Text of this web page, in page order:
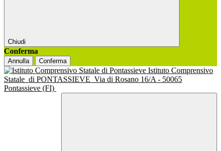
Chiudi
Conferma
Annulla Conferma
Istituto Comprensivo
Statale di PONTASSIEVE Via di Rosano 16/A - 50065
Pontassieve (FI)